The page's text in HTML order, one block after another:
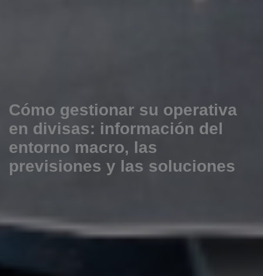
Cómo gestionar su operativa
en divisas: información del
entorno macro, las
previsiones y las soluciones